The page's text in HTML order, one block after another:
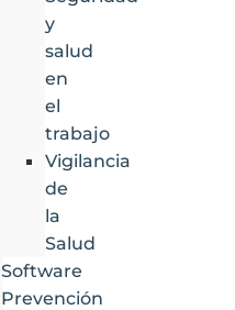
y
salud
en
el
trabajo
Vigilancia
de
la
Salud
Software
Prevención